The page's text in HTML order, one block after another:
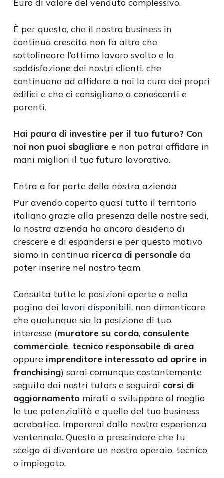
È per questo, che il nostro business in
continua crescita non fa altro che
sottolineare l’ottimo lavoro svolto e la
soddisfazione dei nostri clienti, che
continuano ad affidare a noi la cura dei propri
edifici e che ci consigliano a conoscenti e
parenti.
Hai paura di investire per il tuo futuro? Con
noi non puoi sbagliare e non potrai affidare in
mani migliori il tuo futuro lavorativo.
Entra a far parte della nostra azienda
Pur avendo coperto quasi tutto il territorio
italiano grazie alla presenza delle nostre sedi,
la nostra azienda ha ancora desiderio di
crescere e di espandersi e per questo motivo
siamo in continua ricerca di personale da
poter inserire nel nostro team.
Consulta tutte le posizioni aperte a nella
pagina dei lavori disponibili, non dimenticare
che qualunque sia la posizione di tuo
interesse (muratore su corda, consulente
commerciale, tecnico responsabile di area
oppure imprenditore interessato ad aprire in
franchising) sarai comunque costantemente
seguito dai nostri tutors e seguirai corsi di
aggiornamentomirati a sviluppare al meglio
le tue potenzialità e quelle del tuo business
acrobatico. Imparerai dalla nostra esperienza
ventennale. Questo a prescindere che tu
scelga di diventare un nostro operaio, tecnico
o impiegato.